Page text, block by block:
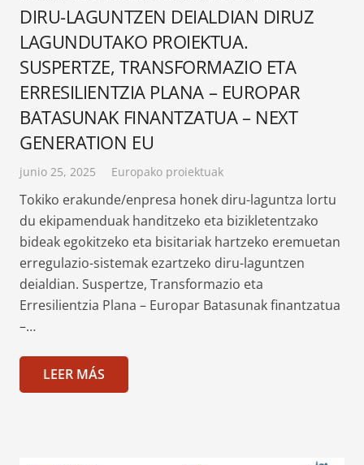
DIRU-LAGUNTZEN DEIALDIAN DIRUZ
LAGUNDUTAKO PROIEKTUA.
SUSPERTZE, TRANSFORMAZIO ETA
ERRESILIENTZIA PLANA – EUROPAR
BATASUNAK FINANTZATUA – NEXT
GENERATION EU
junio 25, 2025 Europako proiektuak
Tokiko erakunde/enpresa honek diru-laguntza lortu
du ekipamenduak handitzeko eta bizikletentzako
bideak egokitzeko eta bisitariak hartzeko eremuetan
erregulazio-sistemak ezartzeko diru-laguntzen
deialdian. Suspertze, Transformazio eta
Erresilientzia Plana – Europar Batasunak finantzatua
–…
LEER MÁS